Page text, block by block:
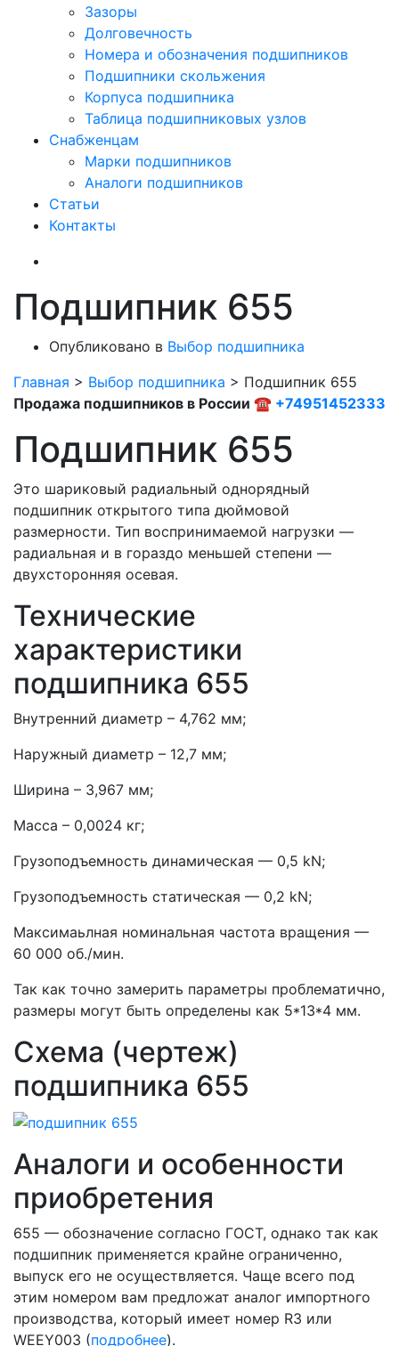
Зазоры
Долговечность
Номера и обозначения подшипников
Подшипники скольжения
Корпуса подшипника
Таблица подшипниковых узлов
Снабженцам
Марки подшипников
Аналоги подшипников
Статьи
Контакты
Подшипник 655
Опубликовано в Выбор подшипника
Главная > Выбор подшипника > Подшипник 655
Продажа подшипников в России ☎ +74951452333
Подшипник 655
Это шариковый радиальный однорядный
подшипник открытого типа дюймовой
размерности. Тип воспринимаемой нагрузки —
радиальная и в гораздо меньшей степени —
двухсторонняя осевая.
Технические
характеристики
подшипника 655
Внутренний диаметр – 4,762 мм;
Наружный диаметр – 12,7 мм;
Ширина – 3,967 мм;
Масса – 0,0024 кг;
Грузоподъемность динамическая — 0,5 kN;
Грузоподъемность статическая — 0,2 kN;
Максимаьлная номинальная частота вращения —
60 000 об./мин.
Так как точно замерить параметры проблематично,
размеры могут быть определены как 5*13*4 мм.
Схема (чертеж)
подшипника 655
Аналоги и особенности
приобретения
655 — обозначение согласно ГОСТ, однако так как
подшипник применяется крайне ограниченно,
выпуск его не осуществляется. Чаще всего под
этим номером вам предложат аналог импортного
производства, который имеет номер R3 или
WEEY003 (подробнее).